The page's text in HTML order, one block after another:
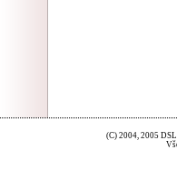
(C) 2004, 2005